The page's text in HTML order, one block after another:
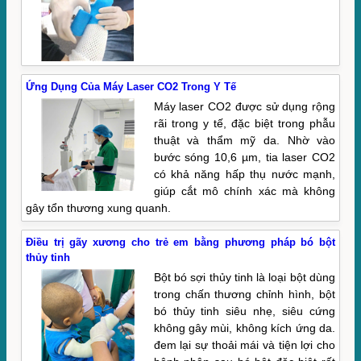
Ứng Dụng Của Máy Laser CO2 Trong Y Tế
Máy laser CO2 được sử dụng rộng
rãi trong y tế, đặc biệt trong phẫu
thuật và thẩm mỹ da. Nhờ vào
bước sóng 10,6 µm, tia laser CO2
có khả năng hấp thụ nước mạnh,
giúp cắt mô chính xác mà không
gây tổn thương xung quanh.
Điều trị gãy xương cho trẻ em bằng phương pháp bó bột
thủy tinh
Bột bó sợi thủy tinh là loại bột dùng
trong chấn thương chỉnh hình, bột
bó thủy tinh siêu nhẹ, siêu cứng
không gây mùi, không kích ứng da.
đem lại sự thoải mái và tiện lợi cho